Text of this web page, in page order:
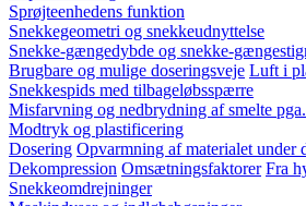
Sprøjteenhedens funktion
Snekkegeometri og snekkeudnyttelse
Snekke-gængedybde og snekke-
Brugbare og mulige doseringsveje Luft i
Snekkespids med tilbageløbsspærre
Misfarvning og nedbrydning af smelte
Modtryk og plastificering
Dosering Opvarmning af materialet under
Dekompression Omsætningsfaktorer Fra
Snekkeomdrejninger